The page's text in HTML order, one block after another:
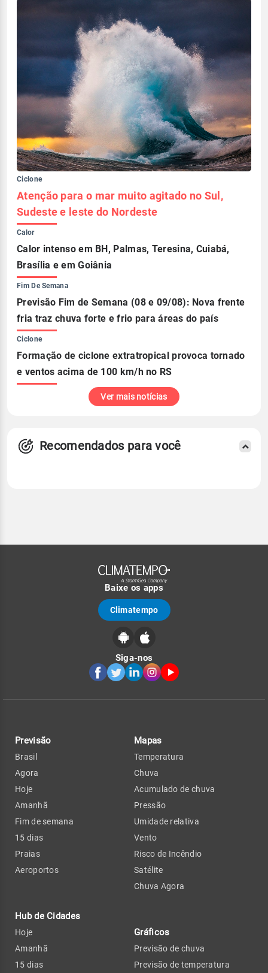
Ciclone
Atenção para o mar muito agitado no Sul,
Sudeste e leste do Nordeste
Calor
Calor intenso em BH, Palmas, Teresina, Cuiabá,
Brasília e em Goiânia
Fim De Semana
Previsão Fim de Semana (08 e 09/08): Nova frente
fria traz chuva forte e frio para áreas do país
Ciclone
Formação de ciclone extratropical provoca tornado
e ventos acima de 100 km/h no RS
Ver mais notícias
Recomendados para você
Baixe os apps
Climatempo
Siga-nos
Previsão
Brasil
Agora
Hoje
Amanhã
Fim de semana
15 dias
Praias
Aeroportos
Hub de Cidades
Hoje
Amanhã
15 dias
Mapas
Temperatura
Chuva
Acumulado de chuva
Pressão
Umidade relativa
Vento
Risco de Incêndio
Satélite
Chuva Agora
Gráficos
Previsão de chuva
Previsão de temperatura